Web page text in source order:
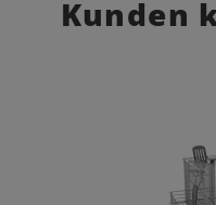
Kunden